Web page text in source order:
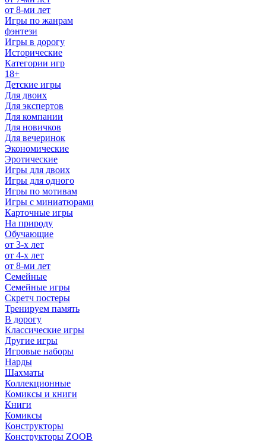
от 8-ми лет
Игры по жанрам
фэнтези
Игры в дорогу
Исторические
Категории игр
18+
Детские игры
Для двоих
Для экспертов
Для компании
Для новичков
Для вечеринок
Экономические
Эротические
Игры для двоих
Игры для одного
Игры по мотивам
Игры с миниатюрами
Карточные игры
На природу
Обучающие
от 3-х лет
от 4-х лет
от 8-ми лет
Семейные
Семейные игры
Скретч постеры
Тренируем память
В дорогу
Классические игры
Другие игры
Игровые наборы
Нарды
Шахматы
Коллекционные
Комиксы и книги
Книги
Комиксы
Конструкторы
Конструкторы ZOOB